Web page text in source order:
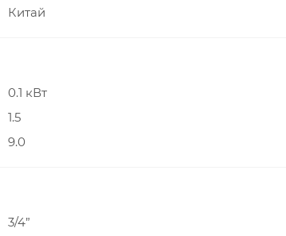
Китай
0.1 кВт
1.5
9.0
3/4”